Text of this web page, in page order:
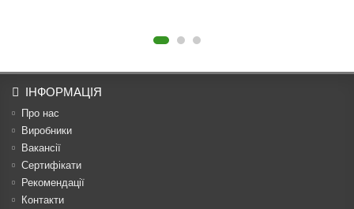
ІНФОРМАЦІЯ
Про нас
Виробники
Вакансії
Сертифікати
Рекомендації
Контакти